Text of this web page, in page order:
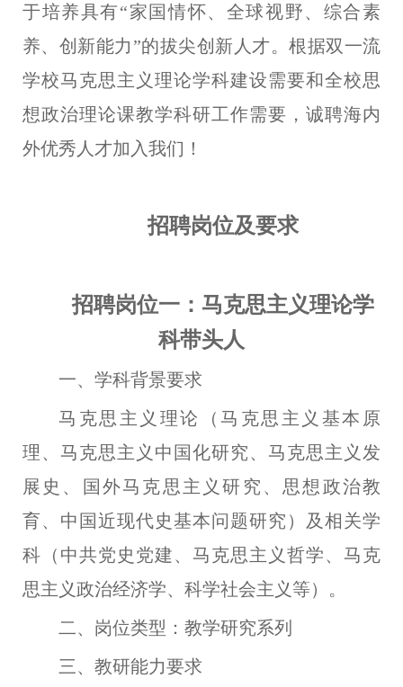
于培养具有“家国情怀、全球视野、综合素
养、创新能力”的拔尖创新人才。根据双一流
学校马克思主义理论学科建设需要和全校思
想政治理论课教学科研工作需要，诚聘海内
外优秀人才加入我们！
招聘岗位及要求
招聘岗位一：马克思主义理论学
科带头人
一、学科背景要求
马克思主义理论（马克思主义基本原
理、马克思主义中国化研究、马克思主义发
展史、国外马克思主义研究、思想政治教
育、中国近现代史基本问题研究）及相关学
科（中共党史党建、马克思主义哲学、马克
思主义政治经济学、科学社会主义等）。
二、岗位类型：教学研究系列
三、教研能力要求